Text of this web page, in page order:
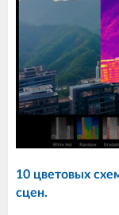
10 цветовых
сцен.